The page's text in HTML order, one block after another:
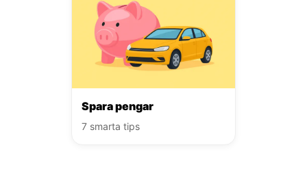
Spara pengar
7 smarta tips